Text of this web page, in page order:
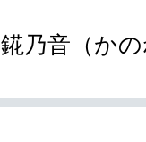
錵乃音（か